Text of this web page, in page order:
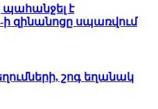
է
ի զինանոցը սպառվում
շոգ եղանակ